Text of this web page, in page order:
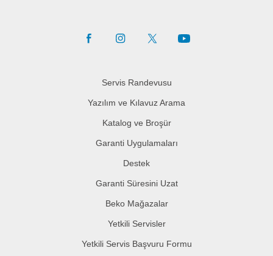
Servis Randevusu
Yazılım ve Kılavuz Arama
Katalog ve Broşür
Garanti Uygulamaları
Destek
Garanti Süresini Uzat
Beko Mağazalar
Yetkili Servisler
Yetkili Servis Başvuru Formu